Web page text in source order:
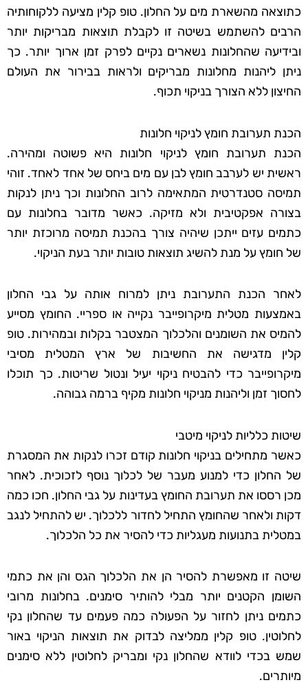
כתוצאה מהשארת מים על החלון. טופ קלין מציעה ללקוחותיה
הרבים להשתמש בשיטה זו לקבלת תוצאות מבריקות יותר
ובידיעה שהחלונות נשארים נקיים לפרק זמן ארוך יותר. כך
ניתן ליהנות מחלונות מבריקים ולראות בבירור את העולם
החיצון ללא הצורך בניקוי תכוף.
הכנת תערובת חומץ לניקוי חלונות
הכנת תערובת חומץ לניקוי חלונות היא פשוטה ומהירה.
ראשית יש לערבב חומץ לבן עם מים ביחס של אחד לאחד. זוהי
תמיסה סטנדרטית המתאימה לרוב החלונות וכך ניתן לנקות
בצורה אפקטיבית ולא מזיקה. כאשר מדובר בחלונות עם
כתמים עזים ייתכן שיהיה צורך בהכנת תמיסה מרוכזת יותר
של חומץ על מנת להשיג תוצאות טובות יותר בעת הניקוי.
לאחר הכנת התערובת ניתן למרוח אותה על גבי החלון
באמצעות מטלית מיקרופייבר נקייה או ספריי. החומץ מסייע
להמיס את השומנים והלכלוך המצטבר בקלות ובמהירות. טופ
קלין מדגישה את החשיבות של ארץ המטלית מסיבי
מיקרופייבר כדי להבטיח ניקוי יעיל ונטול שריטות. כך תוכלו
לחסוך זמן וליהנות מניקוי חלונות מקיף ברמה גבוהה.
שיטות כלליות לניקוי מיטבי
כאשר מתחילים בניקוי חלונות קודם זכרו לנקות את המסגרת
של החלון כדי למנוע מעבר של לכלוך נוסף לזכוכית. לאחר
מכן רססו את תערובת החומץ בעדינות על גבי החלון. חכו כמה
דקות ולאחר שהחומץ התחיל לחדור ללכלוך. יש להתחיל לנגב
במטלית בתנועות מעגליות כדי להסיר את כל הלכלוך.
שיטה זו מאפשרת להסיר הן את הלכלוך הגס והן את כתמי
השומן הקטנים יותר מבלי להותיר סימנים. בחלונות מרובי
כתמים ניתן לחזור על הפעולה כמה פעמים עד שהחלון נקי
לחלוטין. טופ קלין ממליצה לבדוק את תוצאות הניקוי באור
שמש בכדי לוודא שהחלון נקי ומבריק לחלוטין ללא סימנים
מיותרים.